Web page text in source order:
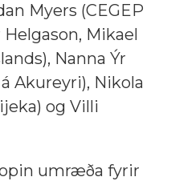
Myers (CEGEP
Mikael
Nanna Ýr
Akureyri), Nikola
og Villi
umræða fyrir